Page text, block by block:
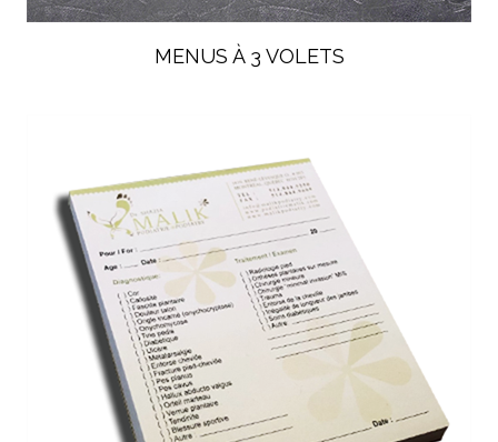
MENUS À 3 VOLETS